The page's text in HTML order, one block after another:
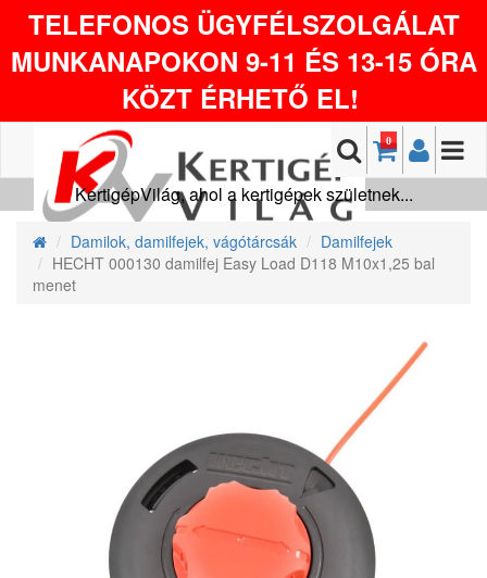
TELEFONOS ÜGYFÉLSZOLGÁLAT
MUNKANAPOKON 9-11 ÉS 13-15 ÓRA
KÖZT ÉRHETŐ EL!
0
KertigépVilág, ahol a kertigépek születnek...
Damilok, damilfejek, vágótárcsák
Damilfejek
HECHT 000130 damilfej Easy Load D118 M10x1,25 bal
menet